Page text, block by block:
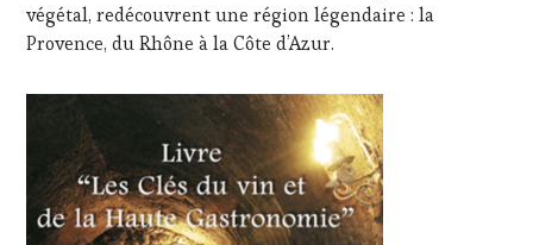
végétal, redécouvrent une région légendaire : la
Provence, du Rhône à la Côte d’Azur.